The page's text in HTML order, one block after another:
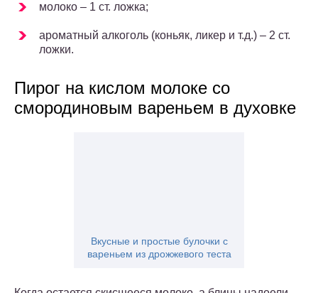
молоко – 1 ст. ложка;
ароматный алкоголь (коньяк, ликер и т.д.) – 2 ст.
ложки.
Пирог на кислом молоке со
смородиновым вареньем в духовке
Вкусные и простые булочки с
вареньем из дрожжевого теста